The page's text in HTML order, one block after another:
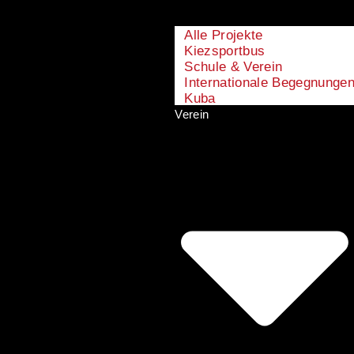
Alle Projekte
Kiezsportbus
Schule & Verein
Internationale
Kuba
Verein